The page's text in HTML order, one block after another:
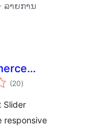
ລາຍການ
(20ຄະແນນ
ທັງໝົດ
)
Slider
responsive